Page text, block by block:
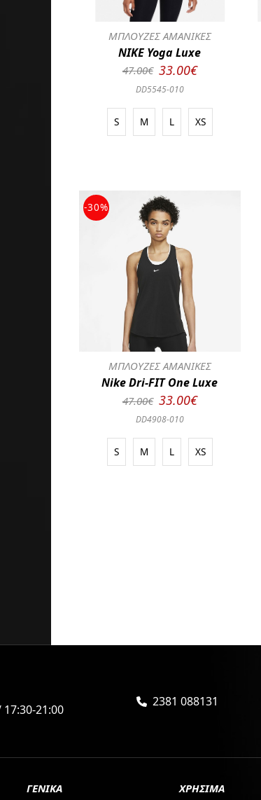
ΜΠΛΟΥΖΕΣ ΑΜΑΝΙΚΕΣ
NIKE Yoga Luxe
47.00€ 33.00€
DD5545-010
S M L XS
-30%
ΜΠΛΟΥΖΕΣ ΑΜΑΝΙΚΕΣ
Nike Dri-FIT One Luxe
47.00€ 33.00€
DD4908-010
S M L XS
21:00
2381 088131
ΓΕΝΙΚΑ ΧΡΗΣΙΜΑ